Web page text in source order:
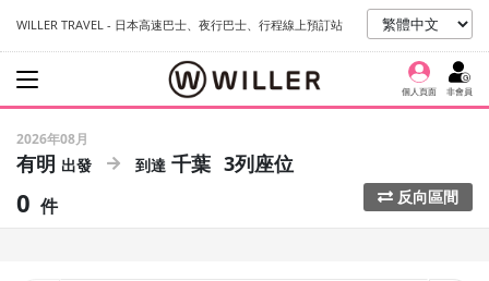
WILLER TRAVEL - 日本高速巴士、夜行巴士、行程線上預訂站
個人頁面 非會員
2026年08月
有明 千葉 3列座位
0 件 反向區間